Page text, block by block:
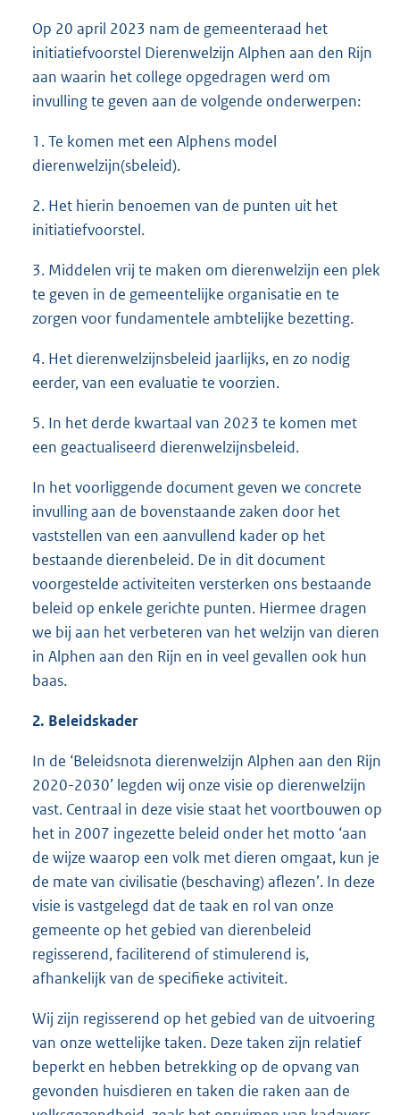
Op 20 april 2023 nam de gemeenteraad het
initiatiefvoorstel Dierenwelzijn Alphen aan den Rijn
aan waarin het college opgedragen werd om
invulling te geven aan de volgende onderwerpen:
1. Te komen met een Alphens model
dierenwelzijn(sbeleid).
2. Het hierin benoemen van de punten uit het
initiatiefvoorstel.
3. Middelen vrij te maken om dierenwelzijn een plek
te geven in de gemeentelijke organisatie en te
zorgen voor fundamentele ambtelijke bezetting.
4. Het dierenwelzijnsbeleid jaarlijks, en zo nodig
eerder, van een evaluatie te voorzien.
5. In het derde kwartaal van 2023 te komen met
een geactualiseerd dierenwelzijnsbeleid.
In het voorliggende document geven we concrete
invulling aan de bovenstaande zaken door het
vaststellen van een aanvullend kader op het
bestaande dierenbeleid. De in dit document
voorgestelde activiteiten versterken ons bestaande
beleid op enkele gerichte punten. Hiermee dragen
we bij aan het verbeteren van het welzijn van dieren
in Alphen aan den Rijn en in veel gevallen ook hun
baas.
2. Beleidskader
In de ‘Beleidsnota dierenwelzijn Alphen aan den Rijn
2020-2030’ legden wij onze visie op dierenwelzijn
vast. Centraal in deze visie staat het voortbouwen op
het in 2007 ingezette beleid onder het motto ‘aan
de wijze waarop een volk met dieren omgaat, kun je
de mate van civilisatie (beschaving) aflezen’. In deze
visie is vastgelegd dat de taak en rol van onze
gemeente op het gebied van dierenbeleid
regisserend, faciliterend of stimulerend is,
afhankelijk van de specifieke activiteit.
Wij zijn regisserend op het gebied van de uitvoering
van onze wettelijke taken. Deze taken zijn relatief
beperkt en hebben betrekking op de opvang van
gevonden huisdieren en taken die raken aan de